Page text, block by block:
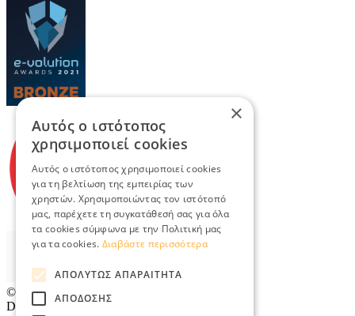
© 2026 TradeRetail.gr
Designed & developed by
×
Αυτός ο ιστότοπος
χρησιμοποιεί cookies
Αυτός ο ιστότοπος χρησιμοποιεί cookies
για τη βελτίωση της εμπειρίας των
χρηστών. Χρησιμοποιώντας τον ιστότοπό
μας, παρέχετε τη συγκατάθεσή σας για όλα
τα cookies σύμφωνα με την Πολιτική μας
για τα cookies. Διαβάστε περισσότερα
ΑΠΟΛΎΤΩΣ ΑΠΑΡΑΊΤΗΤΑ
ΑΠΌΔΟΣΗΣ